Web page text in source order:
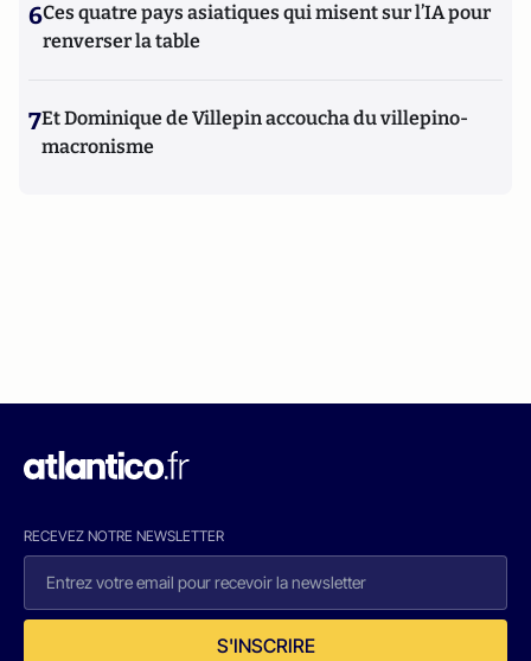
6Ces quatre pays asiatiques qui misent sur l’IA pour
renverser la table
7Et Dominique de Villepin accoucha du villepino-
macronisme
RECEVEZ NOTRE NEWSLETTER
S'INSCRIRE